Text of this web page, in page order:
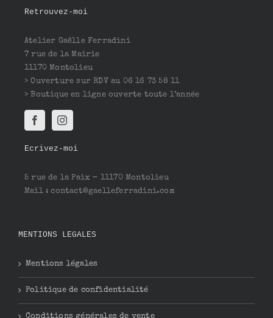
Retrouvez-moi
Atelier Gaëlle Ferradini
7 rue de la Mairie
11170 Montolieu
> Ouverture sur RDV au 06 16 73 58 11
> Boutique en ligne ouverte toute l’année
Ecrivez-moi
5 rue de la Paix – 11170 Montolieu
Mail : contact@gaelleferradini.com
MENTIONS LEGALES
Mentions légales
Politique de confidentialité